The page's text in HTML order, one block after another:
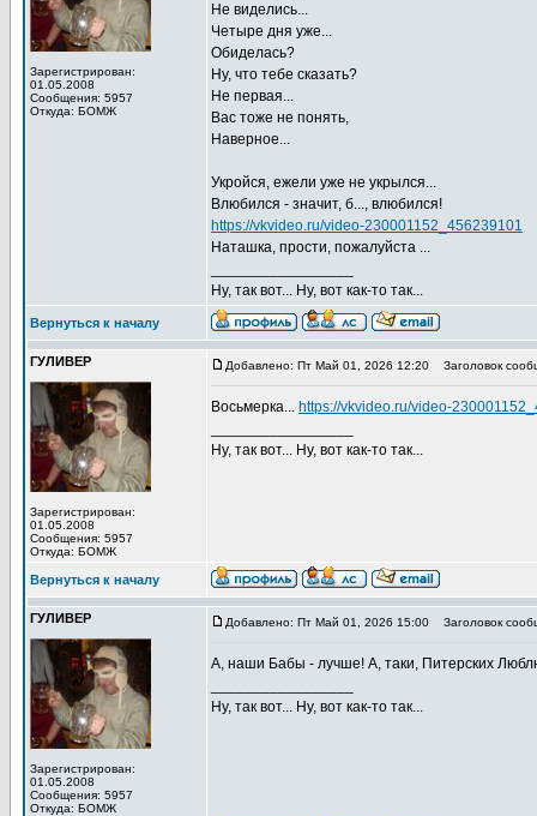
Зарегистрирован:
01.05.2008
Сообщения: 5957
Откуда: БОМЖ
Не виделись...
Четыре дня уже...
Обиделась?
Ну, что тебе сказать?
Не первая...
Вас тоже не понять,
Наверное...
Укройся, ежели уже не укрылся...
Влюбился - значит, б..., влюбился!
https://vkvideo.ru/video-230001152_456239101
Наташка, прости, пожалуйста ...
Ну, так вот... Ну, вот как-то так...
Вернуться к началу
ГУЛИВЕР
Зарегистрирован:
01.05.2008
Сообщения: 5957
Откуда: БОМЖ
Добавлено: Пт Май 01, 2026 12:20 Заголовок
Восьмерка... https://vkvideo.ru/video-
Ну, так вот... Ну, вот как-то так...
Вернуться к началу
ГУЛИВЕР
Зарегистрирован:
01.05.2008
Сообщения: 5957
Откуда: БОМЖ
Добавлено: Пт Май 01, 2026 15:00 Заголовок
А, наши Бабы - лучше! А, таки, Питерских
Ну, так вот... Ну, вот как-то так...